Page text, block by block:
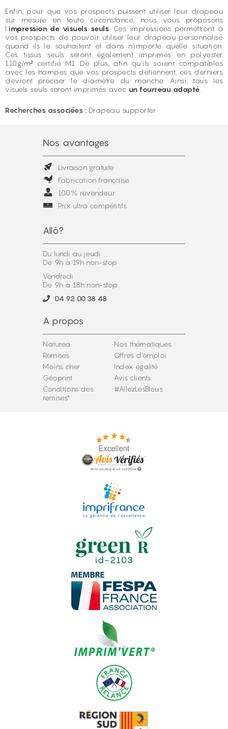
Enfin, pour que vos prospects puissent utiliser leur drapeau
sur mesure en toute circonstance, nous vous proposons
l'impression de visuels seuls . Ces impressions permettront à
vos prospects de pouvoir utiliser leur drapeau personnalisé
quand ils le souhaitent et dans n'importe quelle situation.
Ces tissus seuls seront également imprimés en polyester
110g/m² certifié M1. De plus, afin qu'ils soient compatibles
avec les hampes que vos prospects détiennent, ces derniers
devront préciser le diamètre du manche. Ainsi, tous les
visuels seuls seront imprimés avec un fourreau adapté
Recherches associées : Drapeau supporter
Nos avantages
Livraison gratuite
Fabrication française
100% revendeur
Prix ultra compétitifs
Allô?
Du lundi au jeudi
De 9h à 19h non-stop
Vendredi
De 9h à 18h non-stop
04 92 00 38 48
A propos
Naturea
Remises
Moins cher
Géoprint
Conditions des
remises*
Nos thématiques
Offres d'emploi
Index égalité
Avis clients
#AllezLesBleus